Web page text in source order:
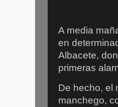
A media
en
Albacete,
primeras
De hecho, el
manchego,